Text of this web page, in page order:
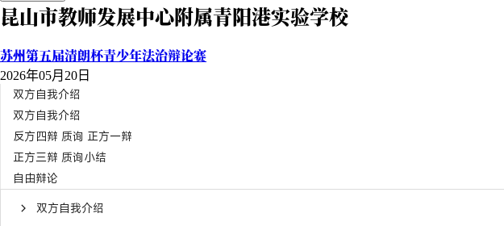
昆山市教师发展中心附属青阳港实验学校
苏州第五届清朗杯青少年法治辩论赛
2026年05月20日
双方自我介绍
双方自我介绍
反方四辩 质询 正方一辩
正方三辩 质询小结
自由辩论
双方自我介绍